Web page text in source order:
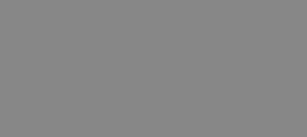
dell'utente
del sito.